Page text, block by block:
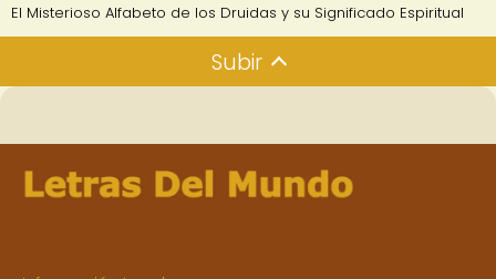
El Misterioso Alfabeto de los Druidas y su Significado Espiritual
Subir